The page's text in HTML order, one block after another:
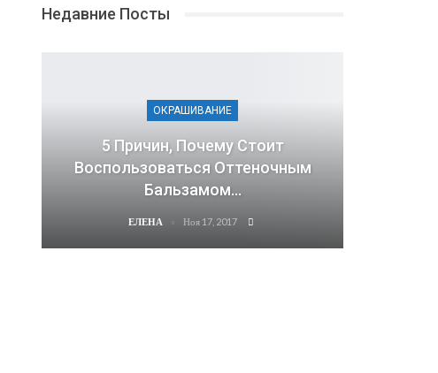
Недавние Посты
ОКРАШИВАНИЕ
5 Причин, Почему Стоит
Воспользоваться Оттеночным
Бальзамом…
ЕЛЕНА Ноя 17, 2017